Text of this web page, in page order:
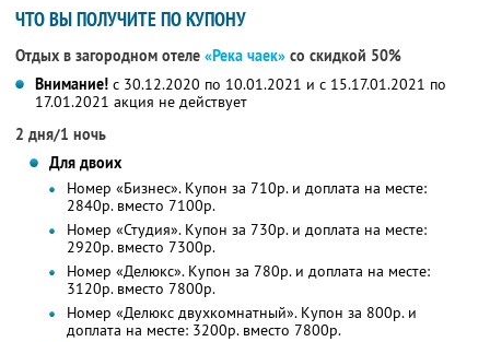
ЧТО ВЫ ПОЛУЧИТЕ ПО КУПОНУ
Отдых в загородном отеле «Река чаек» со скидкой 50%
Внимание! с 30.12.2020 по 10.01.2021 и с 15.17.01.2021 по
17.01.2021 акция не действует
2 дня/1 ночь
Для двоих
Номер «Бизнес». Купон за 710р. и доплата на месте:
2840р. вместо 7100р.
Номер «Студия». Купон за 730р. и доплата на месте:
2920р. вместо 7300р.
Номер «Делюкс». Купон за 780р. и доплата на месте:
3120р. вместо 7800р.
Номер «Делюкс двухкомнатный». Купон за 800р. и
доплата на месте: 3200р. вместо 7800р.